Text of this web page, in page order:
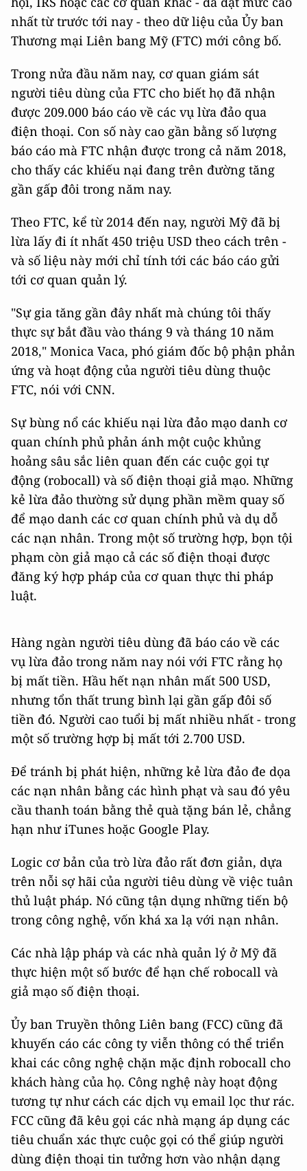
nhất từ trước tới nay - theo dữ liệu của Ủy ban
Thương mại Liên bang Mỹ (FTC) mới công bố.
Trong nửa đầu năm nay, cơ quan giám sát
người tiêu dùng của FTC cho biết họ đã nhận
được 209.000 báo cáo về các vụ lừa đảo qua
điện thoại. Con số này cao gần bằng số lượng
báo cáo mà FTC nhận được trong cả năm 2018,
cho thấy các khiếu nại đang trên đường tăng
gần gấp đôi trong năm nay.
Theo FTC, kể từ 2014 đến nay, người Mỹ đã bị
lừa lấy đi ít nhất 450 triệu USD theo cách trên -
và số liệu này mới chỉ tính tới các báo cáo gửi
tới cơ quan quản lý.
"Sự gia tăng gần đây nhất mà chúng tôi thấy
thực sự bắt đầu vào tháng 9 và tháng 10 năm
2018," Monica Vaca, phó giám đốc bộ phận phản
ứng và hoạt động của người tiêu dùng thuộc
FTC, nói với CNN.
Sự bùng nổ các khiếu nại lừa đảo mạo danh cơ
quan chính phủ phản ánh một cuộc khủng
hoảng sâu sắc liên quan đến các cuộc gọi tự
động (robocall) và số điện thoại giả mạo. Những
kẻ lừa đảo thường sử dụng phần mềm quay số
để mạo danh các cơ quan chính phủ và dụ dỗ
các nạn nhân. Trong một số trường hợp, bọn tội
phạm còn giả mạo cả các số điện thoại được
đăng ký hợp pháp của cơ quan thực thi pháp
luật.
Hàng ngàn người tiêu dùng đã báo cáo về các
vụ lừa đảo trong năm nay nói với FTC rằng họ
bị mất tiền. Hầu hết nạn nhân mất 500 USD,
nhưng tổn thất trung bình lại gần gấp đôi số
tiền đó. Người cao tuổi bị mất nhiều nhất - trong
một số trường hợp bị mất tới 2.700 USD.
Để tránh bị phát hiện, những kẻ lừa đảo đe dọa
các nạn nhân bằng các hình phạt và sau đó yêu
cầu thanh toán bằng thẻ quà tặng bán lẻ, chẳng
hạn như iTunes hoặc Google Play.
Logic cơ bản của trò lừa đảo rất đơn giản, dựa
trên nỗi sợ hãi của người tiêu dùng về việc tuân
thủ luật pháp. Nó cũng tận dụng những tiến bộ
trong công nghệ, vốn khá xa lạ với nạn nhân.
Các nhà lập pháp và các nhà quản lý ở Mỹ đã
thực hiện một số bước để hạn chế robocall và
giả mạo số điện thoại.
Ủy ban Truyền thông Liên bang (FCC) cũng đã
khuyến cáo các công ty viễn thông có thể triển
khai các công nghệ chặn mặc định robocall cho
khách hàng của họ. Công nghệ này hoạt động
tương tự như cách các dịch vụ email lọc thư rác.
FCC cũng đã kêu gọi các nhà mạng áp dụng các
tiêu chuẩn xác thực cuộc gọi có thể giúp người
dùng điện thoại tin tưởng hơn vào nhận dạng